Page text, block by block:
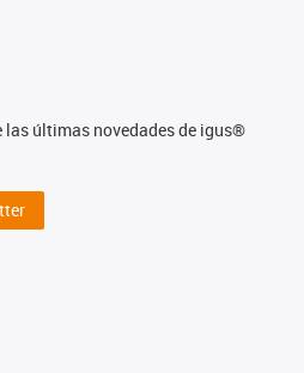
últimas novedades de igus®